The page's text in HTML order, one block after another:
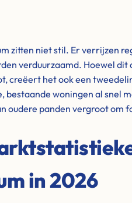
zitten niet stil. Er verrijzen
verduurzaamd. Hoewel dit
creëert het ook een
bestaande woningen al snel
oudere panden vergroot om
in 2026